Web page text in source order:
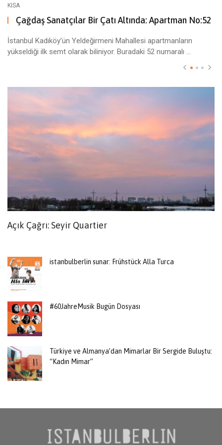
KISA
Çağdaş Sanatçılar Bir Çatı Altında: Apartman No:52
İstanbul Kadıköy’ün Yeldeğirmeni Mahallesi apartmanların
yükseldiği ilk semt olarak biliniyor. Buradaki 52 numaralı ...
Açık Çağrı: Seyir Quartier
istanbulberlin sunar: Frühstück Alla Turca
#60JahreMusik Bugün Dosyası
Türkiye ve Almanya’dan Mimarlar Bir Sergide Buluştu:
“Kadın Mimar”